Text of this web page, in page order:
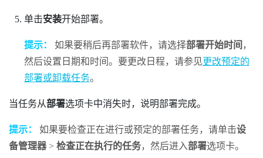
单击安装开始部署。
提示： 如果要稍后再部署软件，请选择部署开始时间 ，
然后设置日期和时间。要更改日程，请参见更改预定的
部署或卸载任务。
当任务从部署选项卡中消失时，说明部署完成。
提示： 如果要检查正在进行或预定的部署任务，请单击设
备管理器> 检查正在执行的任务，然后进入部署选项卡。